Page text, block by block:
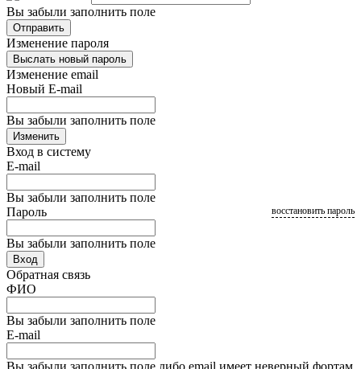
Вы забыли заполнить поле
Отправить
Изменение пароля
Выслать новый пароль
Изменение email
Новый E-mail
Вы забыли заполнить поле
Изменить
Вход в систему
E-mail
Вы забыли заполнить поле
Пароль
Вы забыли заполнить поле
восстановить пароль
Вход
Обратная связь
ФИО
Вы забыли заполнить поле
E-mail